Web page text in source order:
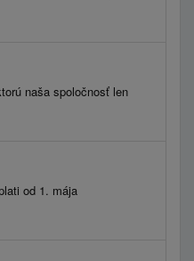
naša spoločnosť len
od 1. mája